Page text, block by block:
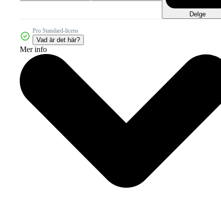
Delge
Pro Standard-licens
Vad är det här?
Mer info